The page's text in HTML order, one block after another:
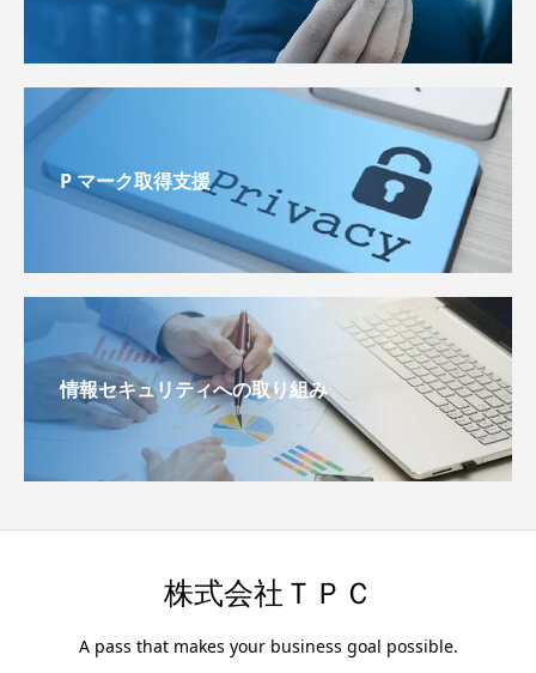
P マーク取得支援
情報セキュリティへの取り組み
株式会社ＴＰＣ
A pass that makes your business goal possible.